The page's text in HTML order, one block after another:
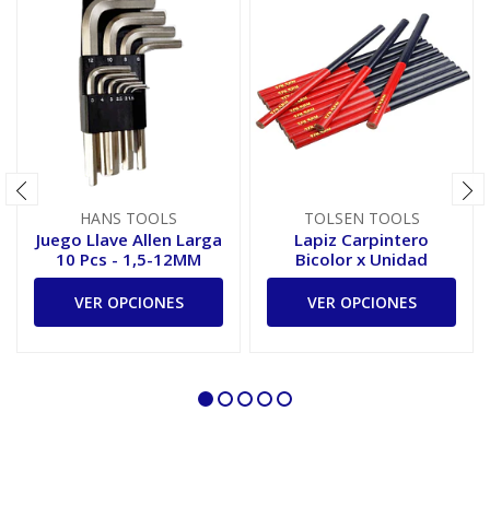
HANS TOOLS
Juego Llave Allen Larga
10 Pcs - 1,5-12MM
VER OPCIONES
TOLSEN TOOLS
Lapiz Carpintero
Bicolor x Unidad
VER OPCIONES